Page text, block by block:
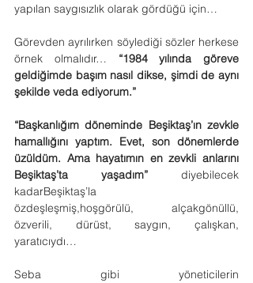
yapılan saygısızlık olarak gördüğü için…
Görevden ayrılırken söylediği sözler herkese
örnek olmalıdır… “1984 yılında göreve
geldiğimde başım nasıl dikse, şimdi de aynı
şekilde veda ediyorum.”
“Başkanlığım döneminde Beşiktaş’ın zevkle
hamallığını yaptım. Evet, son dönemlerde
üzüldüm. Ama hayatımın en zevkli anlarını
Beşiktaş’ta yaşadım” diyebilecek
kadarBeşiktaş’la
özdeşleşmiş,hoşgörülü, alçakgönüllü,
özverili, dürüst, saygın, çalışkan,
yaratıcıydı…
Seba gibi yöneticilerin